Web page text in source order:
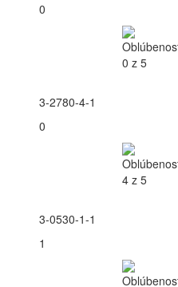
0
3-2780-4-1
0
3-0530-1-1
1